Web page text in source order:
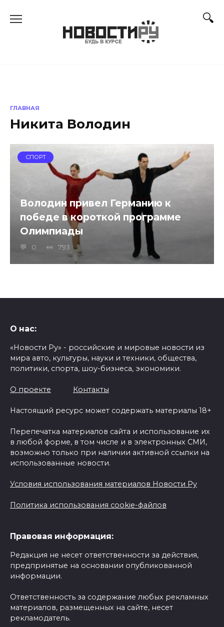
ГЛАВНАЯ
Никита Володин
СПОРТ
Володин привел Германию к
победе в короткой программе
Олимпиады
0 793
О нас:
«Новости Ру» - российские и мировые новости из
мира авто, культуры, науки и техники, общества,
политики, спорта, шоу-бизнеса, экономики.
О проекте Контакты
Настоящий ресурс может содержать материалы 18+
Перепечатка материалов сайта и использование их
в любой форме, в том числе и в электронных СМИ,
возможно только при наличии активной ссылки на
использованные новости.
Условия использования материалов Новости Ру
Политика использования cookie-файлов
Правовая информация:
Редакция не несет ответственности за действия,
предпринятые на основании опубликованной
информации.
Ответственность за содержание любых рекламных
материалов, размещенных на сайте, несет
рекламодатель.